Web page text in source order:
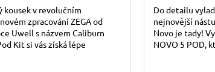
kousek v revolučním
zpracování ZEGA od
Uwell s názvem Caliburn
Kit si vás získá lépe
Do detailu
nejnovější
Novo je tady!
NOVO 5 POD,